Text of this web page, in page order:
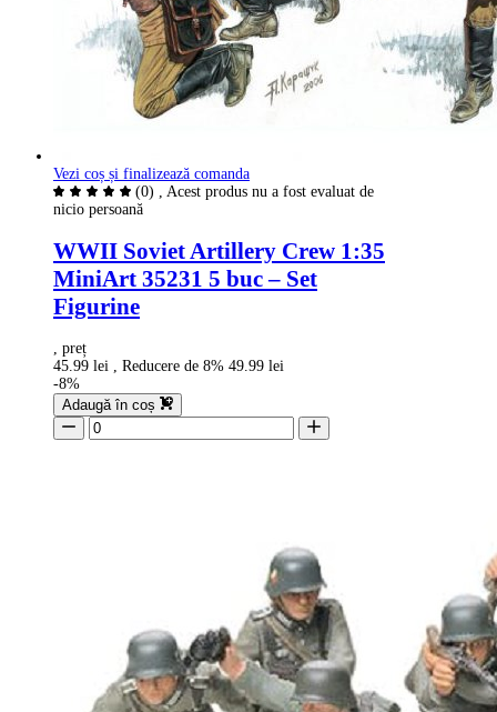
Vezi coș și finalizează comanda
(0)
, Acest produs nu a fost evaluat de
nicio persoană
WWII Soviet Artillery Crew 1:35
MiniArt 35231 5 buc – Set
Figurine
, preț
45.99 lei , Reducere de 8% 49.99 lei
-8%
Adaugă în coș